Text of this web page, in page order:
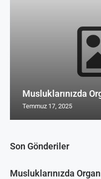
Son Gönderiler
Musluklarınızda
Musluklarınızda
Temmuz 17, 2025